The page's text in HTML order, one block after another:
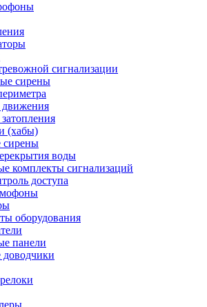
сигнализации
сирены
(хабы)
сирены
воды
комплекты сигнализаций
доступа
оборудования
панели